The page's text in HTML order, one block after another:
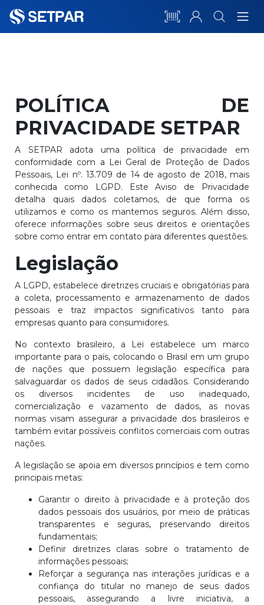
POLÍTICA DE
PRIVACIDADE SETPAR
A SETPAR adota uma política de privacidade em
conformidade com a Lei Geral de Proteção de Dados
Pessoais, Lei nº. 13.709 de 14 de agosto de 2018, mais
conhecida como LGPD. Este Aviso de Privacidade
detalha quais dados coletamos, de que forma os
utilizamos e como os mantemos seguros. Além disso,
oferece informações sobre seus direitos e orientações
sobre como entrar em contato para diferentes questões.
Legislação
A LGPD, estabelece diretrizes cruciais e obrigatórias para
a coleta, processamento e armazenamento de dados
pessoais e traz impactos significativos tanto para
empresas quanto para consumidores.
No contexto brasileiro, a Lei estabelece um marco
importante para o país, colocando o Brasil em um grupo
de nações que possuem legislação específica para
salvaguardar os dados de seus cidadãos. Considerando
os diversos incidentes de uso inadequado,
comercialização e vazamento de dados, as novas
normas visam assegurar a privacidade dos brasileiros e
também evitar possíveis conflitos comerciais com outras
nações.
A legislação se apoia em diversos princípios e tem como
principais metas:
Garantir o direito à privacidade e à proteção dos
dados pessoais dos usuários, por meio de práticas
transparentes e seguras, preservando direitos
fundamentais;
Definir diretrizes claras sobre o tratamento de
informações pessoais;
Reforçar a segurança nas interações jurídicas e a
confiança do titular no manejo de seus dados
pessoais, assegurando a livre iniciativa, a